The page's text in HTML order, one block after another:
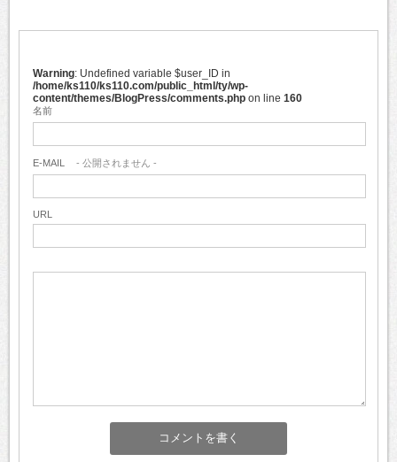
Warning : Undefined variable $user_ID in
/home/ks110/ks110.com/public_html/ty/wp-
content/themes/BlogPress/comments.php on line 160
名前
E-MAIL - 公開されません -
URL